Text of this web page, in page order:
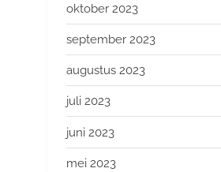
oktober 2023
september 2023
augustus 2023
juli 2023
juni 2023
mei 2023